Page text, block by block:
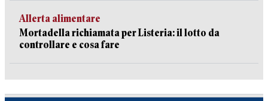
Allerta alimentare
Mortadella richiamata per Listeria: il lotto da
controllare e cosa fare